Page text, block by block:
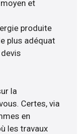
et
produite
plus adéquat
la
Certes, via
en
les travaux